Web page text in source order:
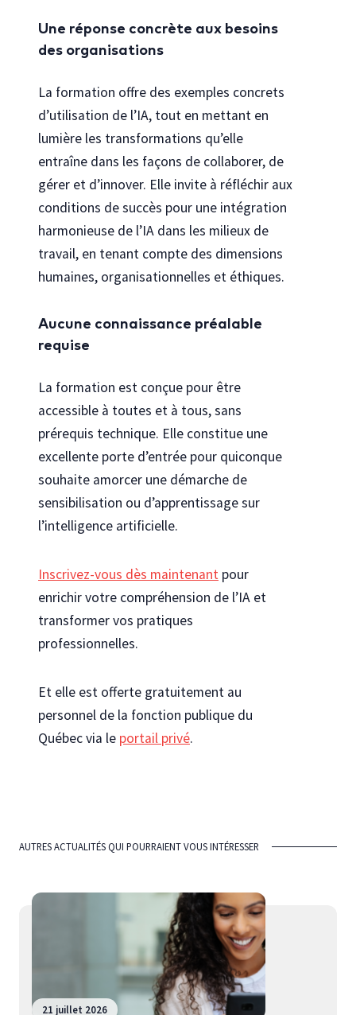
Une réponse concrète aux besoins
des organisations
La formation offre des exemples concrets
d’utilisation de l’IA, tout en mettant en
lumière les transformations qu’elle
entraîne dans les façons de collaborer, de
gérer et d’innover. Elle invite à réfléchir aux
conditions de succès pour une intégration
harmonieuse de l’IA dans les milieux de
travail, en tenant compte des dimensions
humaines, organisationnelles et éthiques.
Aucune connaissance préalable
requise
La formation est conçue pour être
accessible à toutes et à tous, sans
prérequis technique. Elle constitue une
excellente porte d’entrée pour quiconque
souhaite amorcer une démarche de
sensibilisation ou d’apprentissage sur
l’intelligence artificielle.
Inscrivez-vous dès maintenant pour
enrichir votre compréhension de l’IA et
transformer vos pratiques
professionnelles.
Et elle est offerte gratuitement au
personnel de la fonction publique du
Québec via le portail privé.
AUTRES ACTUALITÉS QUI POURRAIENT VOUS INTÉRESSER
21 juillet 2026